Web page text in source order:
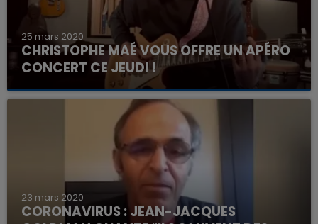
25 mars 2020
CHRISTOPHE MAÉ VOUS OFFRE UN APÉRO
CONCERT CE JEUDI !
23 mars 2020
CORONAVIRUS : JEAN-JACQUES